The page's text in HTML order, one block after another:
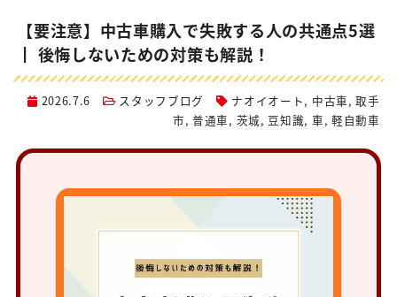
【要注意】中古車購入で失敗する人の共通点5選
┃ 後悔しないための対策も解説！
2026.7.6 スタッフブログ ナオイオート, 中古車,取手
市,普通車, 茨城, 豆知識, 車, 軽自動車